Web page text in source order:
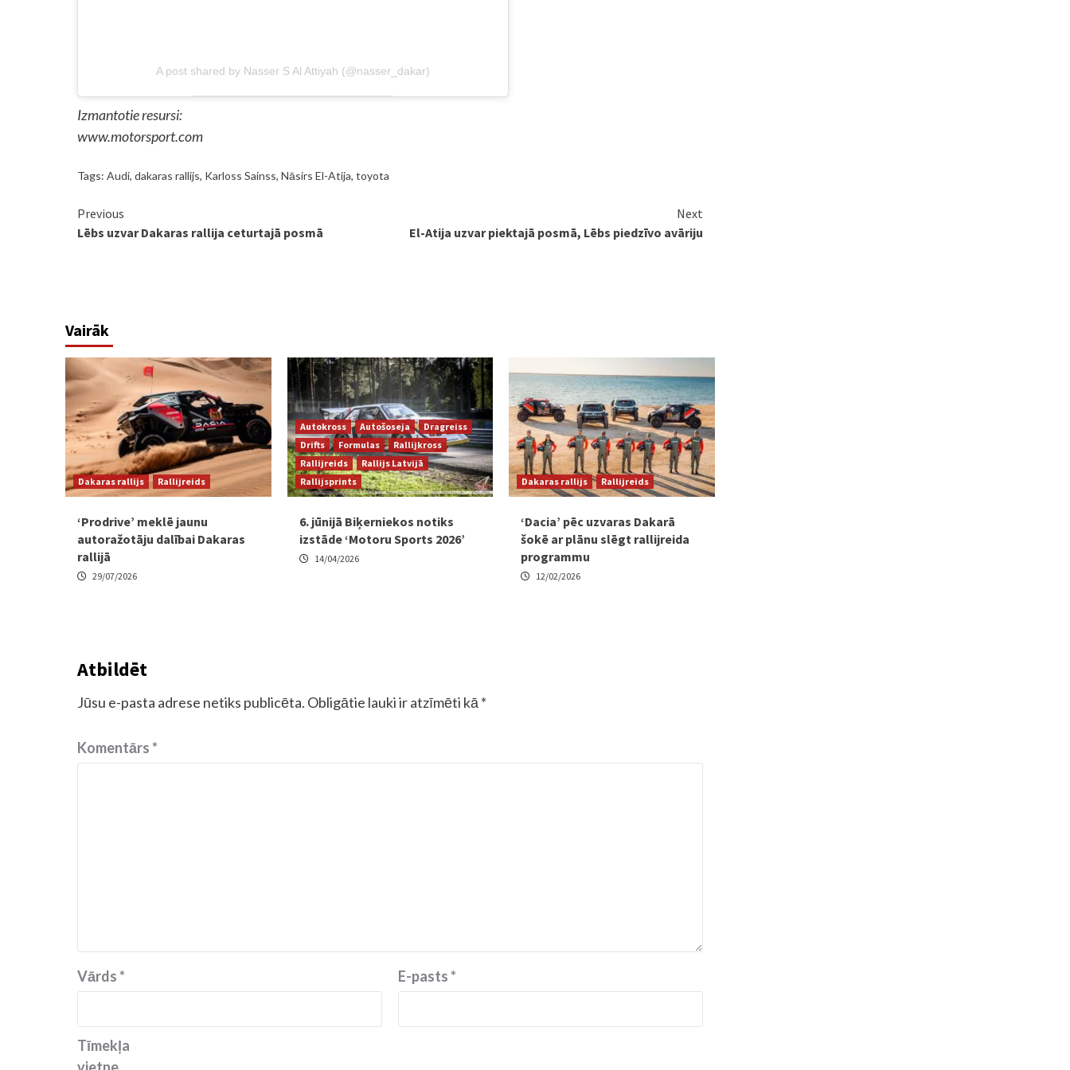
A post shared by Nasser S Al Attiyah (@nasser_dakar)
Izmantotie resursi:
www.motorsport.com
Tags: Audi, dakaras rallijs, Karloss Sainss, Nāsirs El-Atija, toyota
Continue
Reading
Previous
Lēbs uzvar Dakaras rallija ceturtajā posmā
Next
El-Atija uzvar piektajā posmā, Lēbs piedzīvo avāriju
Vairāk
Dakaras rallijs Rallijreids
‘Prodrive’ meklē jaunu
autoražotāju dalībai Dakaras
rallijā
29/07/2026
Autokross Autošoseja
Dragreiss
Drifts
Formulas
Rallijkross
Rallijreids
Rallijs Latvijā
Rallijsprints
6. jūnijā Biķerniekos notiks
izstāde ‘Motoru Sports 2026’
14/04/2026
Dakaras rallijs Rallijreids
‘Dacia’ pēc uzvaras Dakarā
šokē ar plānu slēgt rallijreida
programmu
12/02/2026
Atbildēt
Jūsu e-pasta adrese netiks publicēta. Obligātie lauki ir atzīmēti kā *
Komentārs*
Vārds* E-pasts*
Tīmekļa